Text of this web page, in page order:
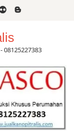
08125227383